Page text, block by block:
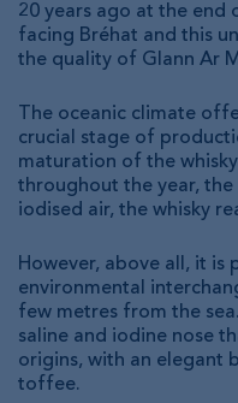
20 years ago at the end
facing Bréhat and this
the quality of Glann Ar
The oceanic climate
crucial stage of
maturation of the
throughout the year,
iodised air, the whisky
However, above all, it is
environmental
few metres from the
saline and iodine nose
origins, with an elegant
toffee.